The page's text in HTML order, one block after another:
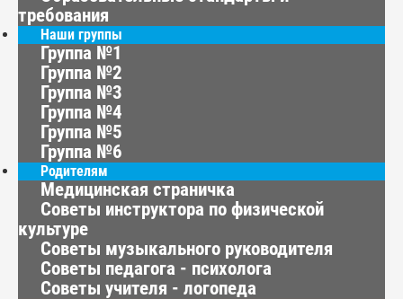
требования
Наши группы
Группа №1
Группа №2
Группа №3
Группа №4
Группа №5
Группа №6
Родителям
Медицинская страничка
Советы инструктора по физической
культуре
Советы музыкального руководителя
Советы педагога - психолога
Советы учителя - логопеда